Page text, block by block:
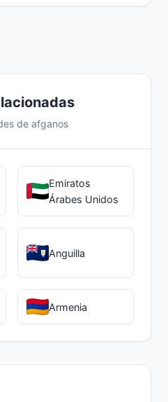
de afganos
Emiratos
Árabes Unidos
Anguilla
Armenia